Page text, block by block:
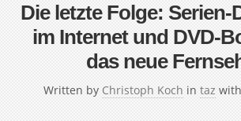
Die letzte Folge:
im Internet und DVD-
das neue
Written by Christoph Koch in taz with